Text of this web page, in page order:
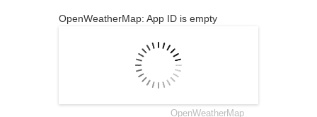
OpenWeatherMap: App ID is empty
OpenWeatherMap